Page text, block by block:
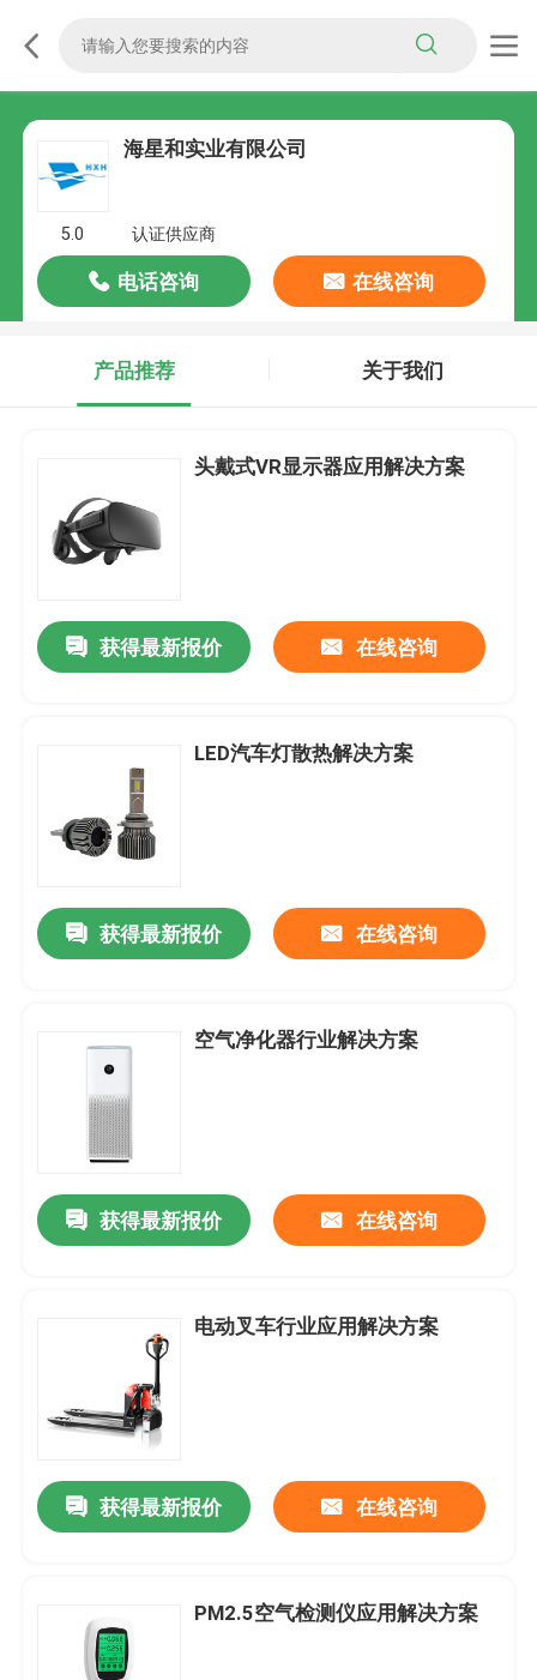
海星和实业有限公司
5.0 认证供应商
电话咨询 在线咨询
产品推荐 关于我们
头戴式VR显示器应用解决方案
获得最新报价 在线咨询
LED汽车灯散热解决方案
获得最新报价 在线咨询
空气净化器行业解决方案
获得最新报价 在线咨询
电动叉车行业应用解决方案
获得最新报价 在线咨询
PM2.5空气检测仪应用解决方案